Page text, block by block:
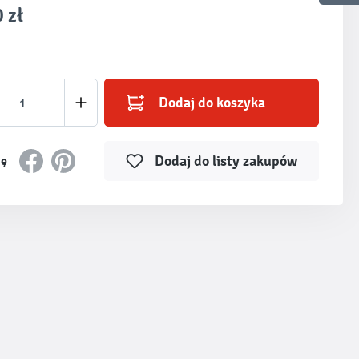
zł
Wprowadź żądaną ilość lub użyj
Dodaj do koszyka
Dodaj do listy zakupów